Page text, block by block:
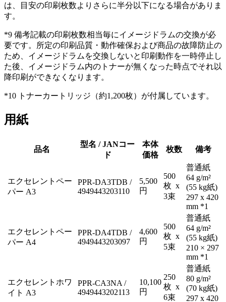
は、目安の印刷枚数よりさらに半分以下になる場合がありま
す。
*9 備考記載の印刷枚数相当毎にイメージドラムの交換が必
要です。所定の印刷品質・動作確保および商品の故障防止の
ため、イメージドラムを交換しないと印刷動作を一時停止し
た後、イメージドラム内のトナーが無くなった時点でそれ以
降印刷ができなくなります。
*10 トナーカートリッジ（約1,200枚）が付属しています。
用紙
品名
型名 / JANコー
ド
本体
価格
枚数 備考
エクセレントペー
パー A3
PPR-DA3TDB /
4949443203110
5,500
円
500
枚 x
3束
普通紙
64 g/m²
(55 kg紙)
297 x 420
mm *1
エクセレントペー
パー A4
PPR-DA4TDB /
4949443203097
4,600
円
500
枚 x
5束
普通紙
64 g/m²
(55 kg紙)
210 × 297
mm *1
エクセレントホワ
イト A3
PPR-CA3NA /
4949443202113
10,100
円
250
枚 x
6束
普通紙
80 g/m²
(70 kg紙)
297 x 420